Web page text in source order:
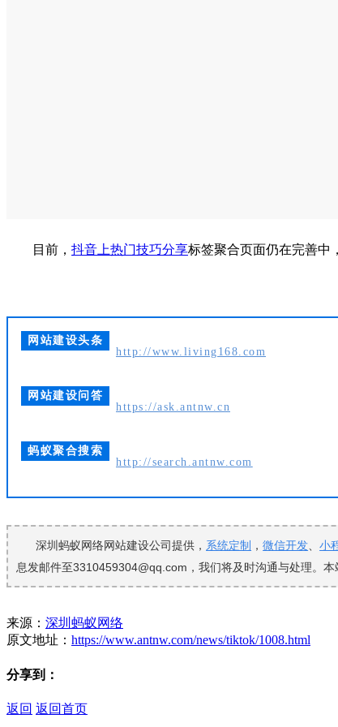
目前， 抖音 上热门技巧分享标签聚合页面仍在完善中
网站建设头条
http://www.living168.com
网站建设问答
https://ask.antnw.cn
蚂蚁聚合搜索
http://search.antnw.com
深圳蚂蚁网络网站建设公司提供， 系统定制 ，微信开发、小
息发邮件至3310459304@qq.com，我们将及时沟通与处理。
来源： 深圳蚂蚁网络
原文地址： https://www.antnw.com/news/tiktok/1008.html
分享到：
返回 返回首页